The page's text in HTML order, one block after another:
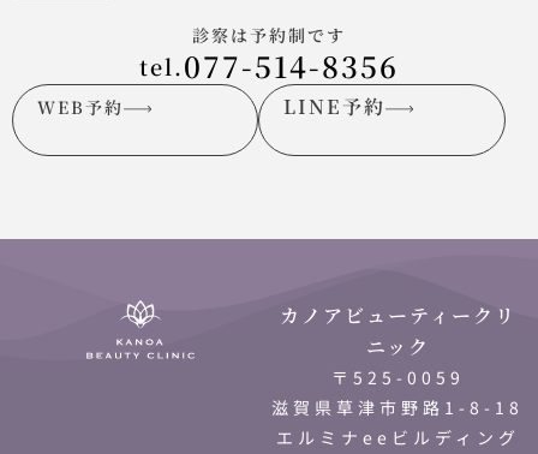
診察は予約制です
tel.077-514-8356
WEB予約 LINE予約
カノアビューティークリ
ニック
〒525-0059
滋賀県草津市野路1-8-18
エルミナeeビルディング